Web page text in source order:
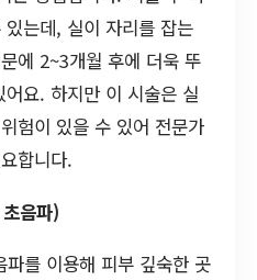
는데, 실이 자리를 잡는
에 2~3개월 후에 더욱 뚜
요. 하지만 이 시술은 실
험이 있을 수 있어 전문가
합니다.
음파)
를 이용해 피부 깊숙한 곳